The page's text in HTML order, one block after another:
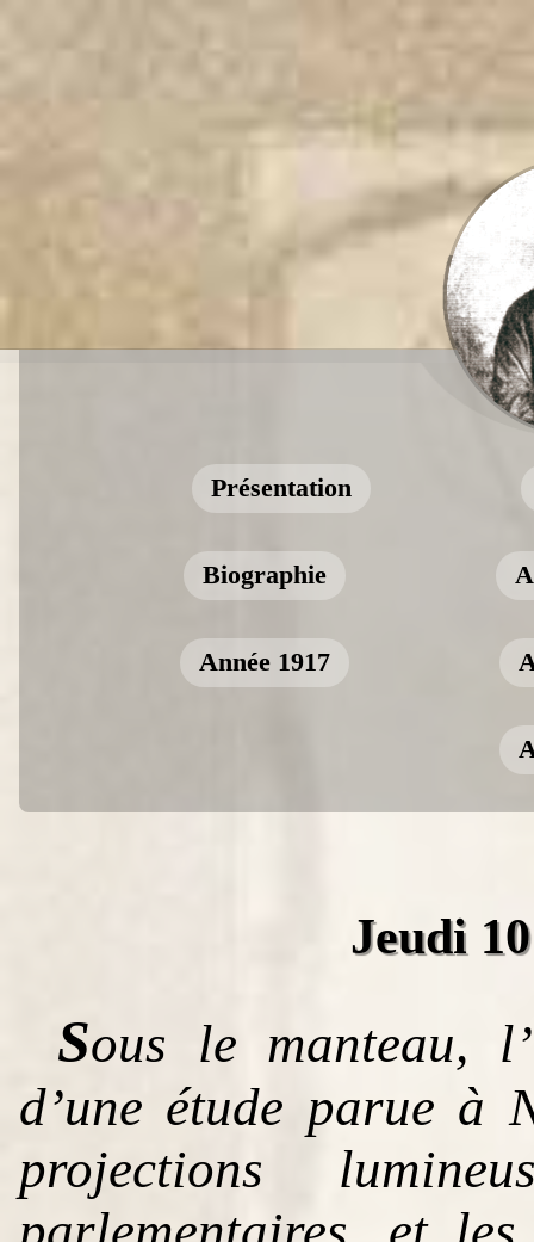
Présentation
Biographie
Année 1917
Jeudi
Sous le manteau,
d’une étude parue à
projections